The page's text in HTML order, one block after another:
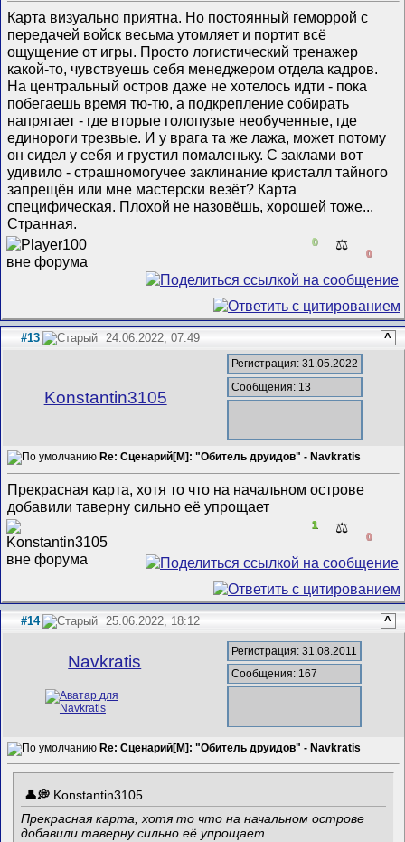
Карта визуально приятна. Но постоянный геморрой с
передачей войск весьма утомляет и портит всё
ощущение от игры. Просто логистический тренажер
какой-то, чувствуешь себя менеджером отдела кадров.
На центральный остров даже не хотелось идти - пока
побегаешь время тю-тю, а подкрепление собирать
напрягает - где вторые голопузые необученные, где
единороги трезвые. И у врага та же лажа, может потому
он сидел у себя и грустил помаленьку. С заклами вот
удивило - страшномогучее заклинание кристалл тайного
запрещён или мне мастерски везёт? Карта
специфическая. Плохой не назовёшь, хорошей тоже...
Странная.
0 ⚖️
0
#13 24.06.2022, 07:49 ^
Konstantin3105
Регистрация: 31.05.2022
Сообщения: 13
Re: Сценарий[M]: "Обитель друидов" - Navkratis
Прекрасная карта, хотя то что на начальном острове
добавили таверну сильно её упрощает
1 ⚖️
0
#14 25.06.2022, 18:12 ^
Navkratis
Регистрация: 31.08.2011
Сообщения: 167
Re: Сценарий[M]: "Обитель друидов" - Navkratis
Konstantin3105
Прекрасная карта, хотя то что на начальном острове
добавили таверну сильно её упрощает